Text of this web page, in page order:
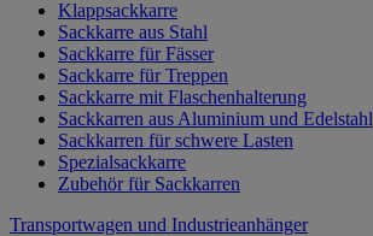
Klappsackkarre
Sackkarre aus Stahl
Sackkarre für Fässer
Sackkarre für Treppen
Sackkarre mit Flaschenhalterung
Sackkarren aus Aluminium und Edelstahl
Sackkarren für schwere Lasten
Spezialsackkarre
Zubehör für Sackkarren
Transportwagen und Industrieanhänger